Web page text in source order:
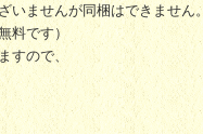
ませんが同梱はできません。
料です）
すので、